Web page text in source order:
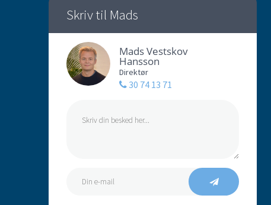
Skriv til Mads
Mads Vestskov
Hansson
Direktør
30 74 13 71